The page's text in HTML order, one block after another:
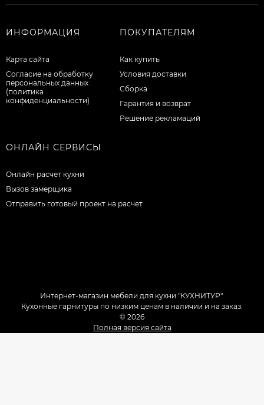
ИНФОРМАЦИЯ
Карта сайта
Согласие на обработку
персональных данных
(политика
конфиденциальности)
ПОКУПАТЕЛЯМ
Как купить
Условия доставки
Сборка
Гарантия и возврат
Решение рекламаций
ОНЛАЙН СЕРВИСЫ
Онлайн расчет кухни
Вызов замерщика
Отправить готовый проект на расчет
Интернет-магазин мебели для кухни "КУХНИТУР".
Кухонные гарнитуры по низким ценам в наличии и на заказ.
© 2026
Полная версия сайта